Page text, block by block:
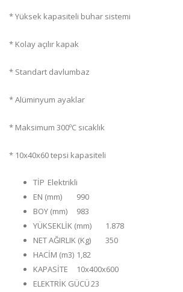
* Yüksek kapasiteli buhar sistemi
* Kolay açılır kapak
* Standart davlumbaz
* Alüminyum ayaklar
* Maksimum 300ºC sıcaklık
* 10x40x60 tepsi kapasiteli
TİP Elektrikli
EN (mm)
990
BOY (mm)
983
YÜKSEKLİK (mm)
1.878
NET AĞIRLIK (Kg)
350
HACİM (m3) 1,82
KAPASİTE
10x400x600
ELEKTRİK GÜCÜ23